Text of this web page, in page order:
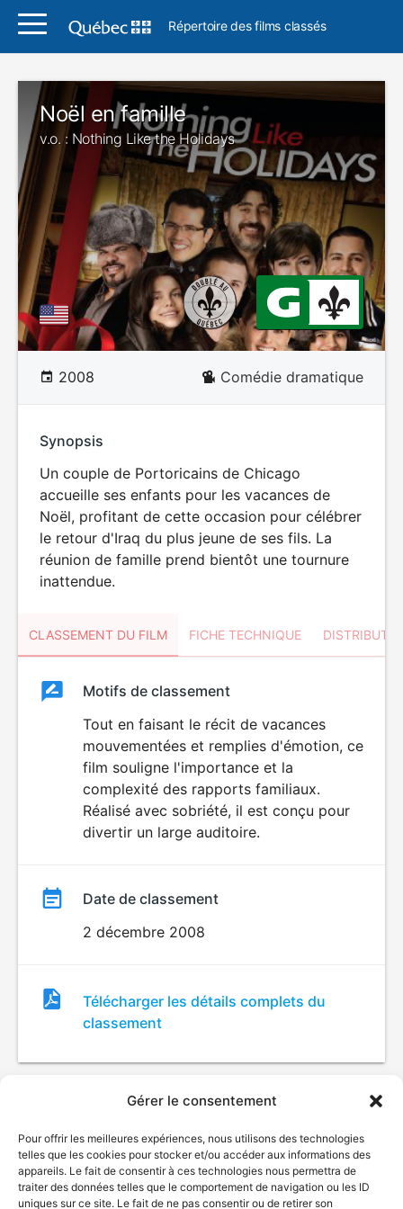
Gérer le consentement
Pour offrir les meilleures expériences, nous utilisons des technologies
telles que les cookies pour stocker et/ou accéder aux informations des
appareils. Le fait de consentir à ces technologies nous permettra de
traiter des données telles que le comportement de navigation ou les ID
uniques sur ce site. Le fait de ne pas consentir ou de retirer son
Répertoire des films classés
Noël en famille
v.o. : Nothing Like the Holidays
2008 Comédie dramatique
Synopsis
Un couple de Portoricains de Chicago
accueille ses enfants pour les vacances de
Noël, profitant de cette occasion pour célébrer
le retour d'Iraq du plus jeune de ses fils. La
réunion de famille prend bientôt une tournure
inattendue.
CLASSEMENT DU FILM FICHE TECHNIQUE
ClassementClassement
Motifs de classement
Tout en faisant le récit de vacances
mouvementées et remplies d'émotion, ce
film souligne l'importance et la
complexité des rapports familiaux.
Réalisé avec sobriété, il est conçu pour
divertir un large auditoire.
Date de classement
2 décembre 2008
Fichier
de
classement
Télécharger les détails complets du
classement